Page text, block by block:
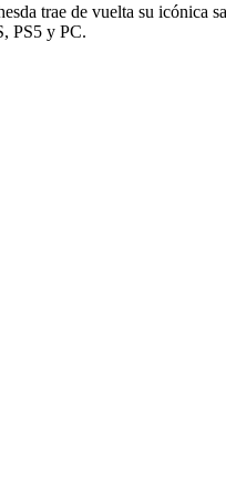
trae de vuelta su icónica
PS5 y PC.